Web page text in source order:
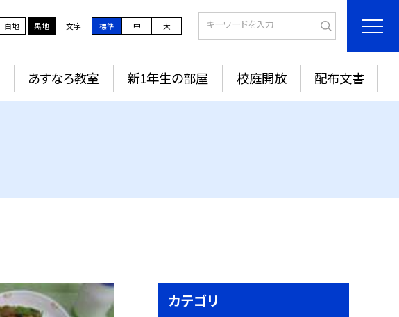
白地 黒地 文字 標準 中 大
あすなろ教室 新1年生の部屋 校庭開放 配布文書
カテゴリ